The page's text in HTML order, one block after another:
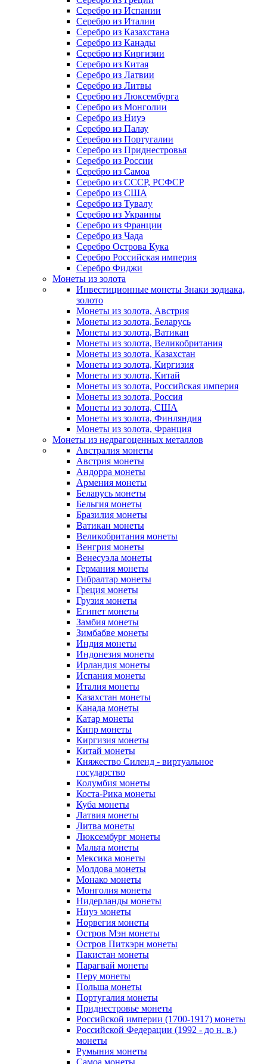
Серебро из Испании
Серебро из Италии
Серебро из Казахстана
Серебро из Канады
Серебро из Киргизии
Серебро из Китая
Серебро из Латвии
Серебро из Литвы
Серебро из Люксембурга
Серебро из Монголии
Серебро из Ниуэ
Серебро из Палау
Серебро из Португалии
Серебро из Приднестровья
Серебро из России
Серебро из Самоа
Серебро из СССР, РСФСР
Серебро из США
Серебро из Тувалу
Серебро из Украины
Серебро из Франции
Серебро из Чада
Серебро Острова Кука
Серебро Российская империя
Серебро Фиджи
Монеты из золота
Инвестиционные монеты Знаки зодиака,
золото
Монеты из золота, Австрия
Монеты из золота, Беларусь
Монеты из золота, Ватикан
Монеты из золота, Великобритания
Монеты из золота, Казахстан
Монеты из золота, Киргизия
Монеты из золота, Китай
Монеты из золота, Российская империя
Монеты из золота, Россия
Монеты из золота, США
Монеты из золота, Финляндия
Монеты из золота, Франция
Монеты из недрагоценных металлов
Австралия монеты
Австрия монеты
Андорра монеты
Армения монеты
Беларусь монеты
Бельгия монеты
Бразилия монеты
Ватикан монеты
Великобритания монеты
Венгрия монеты
Венесуэла монеты
Германия монеты
Гибралтар монеты
Греция монеты
Грузия монеты
Египет монеты
Замбия монеты
Зимбабве монеты
Индия монеты
Индонезия монеты
Ирландия монеты
Испания монеты
Италия монеты
Казахстан монеты
Канада монеты
Катар монеты
Кипр монеты
Киргизия монеты
Китай монеты
Княжество Силенд - виртуальное
государство
Колумбия монеты
Коста-Рика монеты
Куба монеты
Латвия монеты
Литва монеты
Люксембург монеты
Мальта монеты
Мексика монеты
Молдова монеты
Монако монеты
Монголия монеты
Нидерланды монеты
Ниуэ монеты
Норвегия монеты
Остров Мэн монеты
Остров Питкэрн монеты
Пакистан монеты
Парагвай монеты
Перу монеты
Польша монеты
Португалия монеты
Приднестровье монеты
Российской империи (1700-1917) монеты
Российской Федерации (1992 - до н. в.)
монеты
Румыния монеты
Самоа монеты